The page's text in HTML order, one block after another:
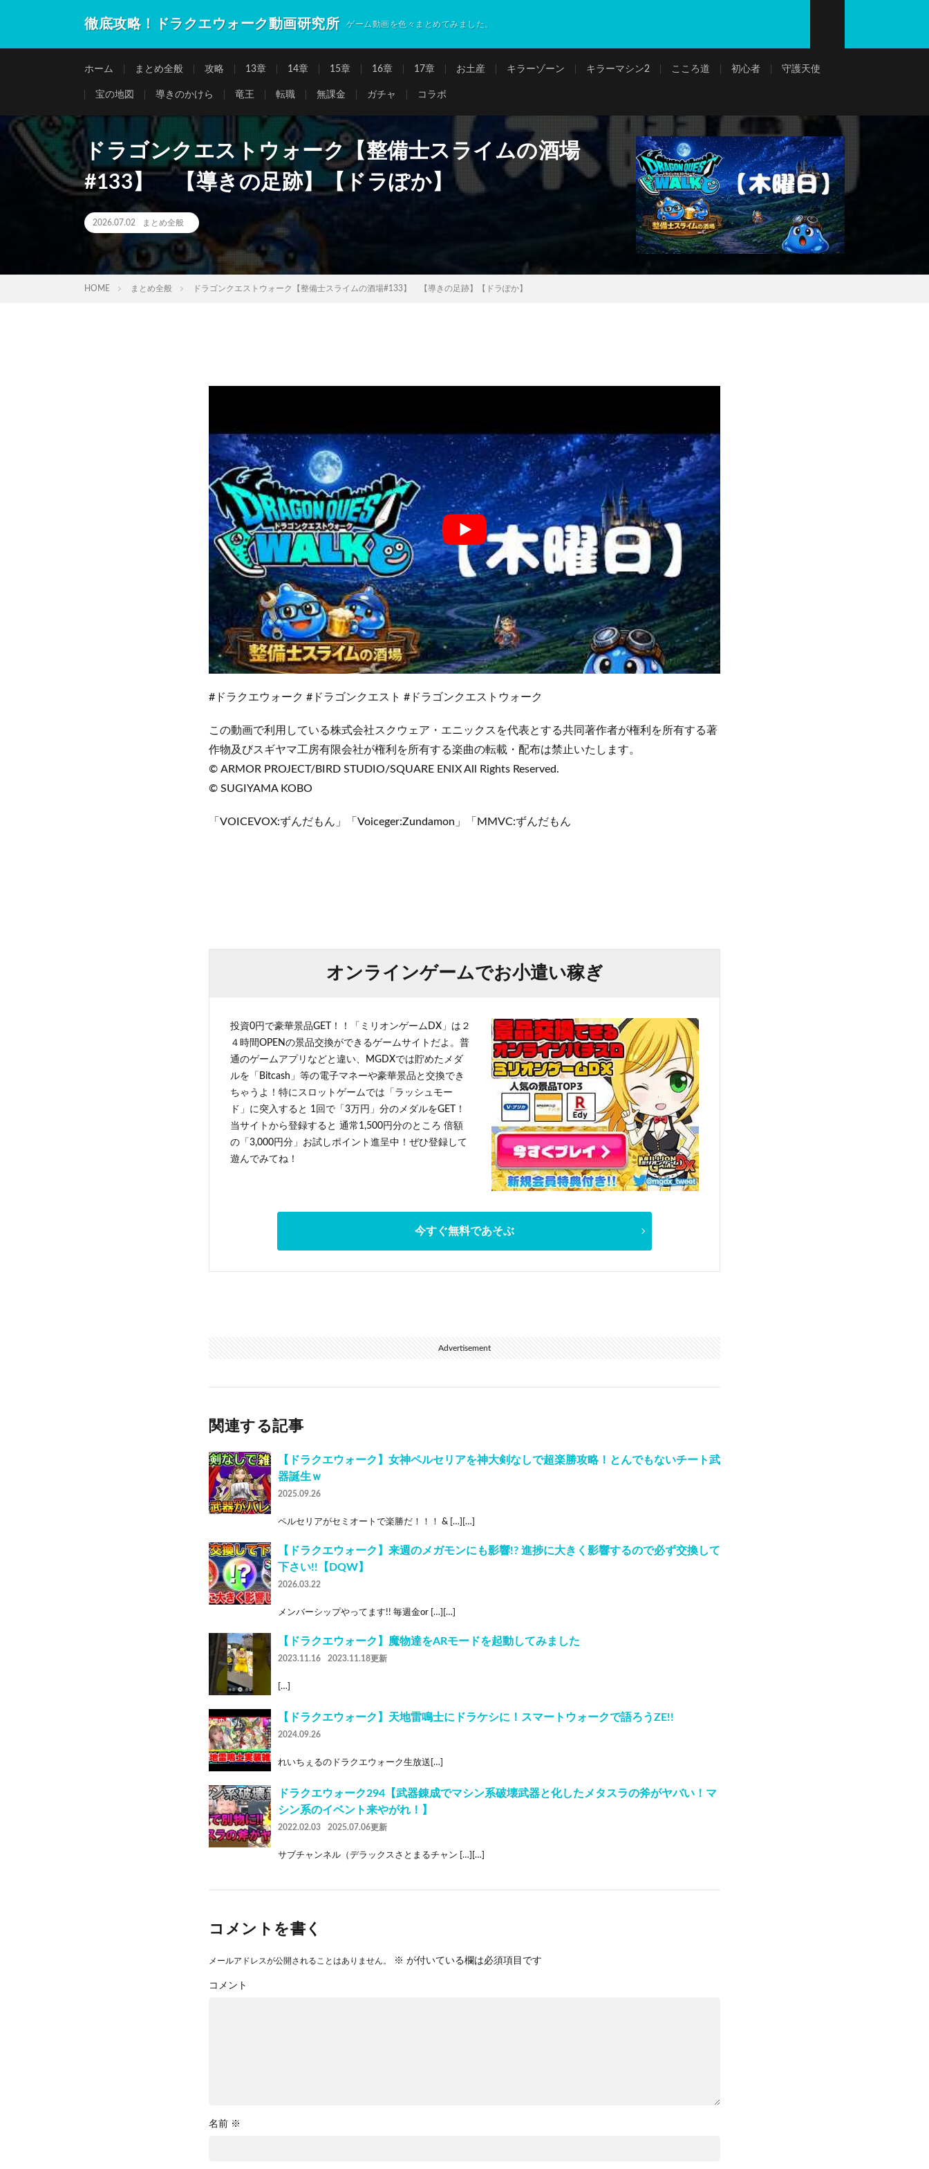
徹底攻略！ドラクエウォーク動画研究所 ゲーム動画を色々まとめてみました。
ホーム まとめ全般 攻略 13章 14章 15章 16章 17章 お土産 キラーゾーン キラーマシン2 こころ道 初心者 守護天使
宝の地図 導きのかけら 竜王 転職 無課金 ガチャ コラボ
ドラゴンクエストウォーク【整備士スライムの酒場
#133】 【導きの足跡】【ドラぽか】
2026.07.02 まとめ全般
HOME まとめ全般 ドラゴンクエストウォーク【整備士スライムの酒場#133】 【導きの足跡】【ドラぽか】
#ドラクエウォーク #ドラゴンクエスト #ドラゴンクエストウォーク
この動画で利用している株式会社スクウェア・エニックスを代表とする共同著作者が権利を所有する著
作物及びスギヤマ工房有限会社が権利を所有する楽曲の転載・配布は禁止いたします。
© ARMOR PROJECT/BIRD STUDIO/SQUARE ENIX All Rights Reserved.
© SUGIYAMA KOBO
「VOICEVOX:ずんだもん」「Voiceger:Zundamon」「MMVC:ずんだもん
オンラインゲームでお小遣い稼ぎ
投資0円で豪華景品GET！！「ミリオンゲームDX」は２
４時間OPENの景品交換ができるゲームサイトだよ。普
通のゲームアプリなどと違い、MGDXでは貯めたメダ
ルを「Bitcash」等の電子マネーや豪華景品と交換でき
ちゃうよ！特にスロットゲームでは「ラッシュモー
ド」に突入すると 1回で「3万円」分のメダルをGET！
当サイトから登録すると 通常1,500円分のところ 倍額
の「3,000円分」お試しポイント進呈中！ぜひ登録して
遊んでみてね！
今すぐ無料であそぶ
Advertisement
関連する記事
【ドラクエウォーク】女神ペルセリアを神大剣なしで超楽勝攻略！とんでもないチート武
器誕生ｗ
2025.09.26
ペルセリアがセミオートで楽勝だ！！！ & […][…]
【ドラクエウォーク】来週のメガモンにも影響!? 進捗に大きく影響するので必ず交換して
下さい!!【DQW】
2026.03.22
メンバーシップやってます!! 毎週金or […][…]
【ドラクエウォーク】魔物達をARモードを起動してみました
2023.11.16 2023.11.18更新
[…]
【ドラクエウォーク】天地雷鳴士にドラケシに！スマートウォークで語ろうZE!!
2024.09.26
れいちぇるのドラクエウォーク生放送[…]
ドラクエウォーク294【武器錬成でマシン系破壊武器と化したメタスラの斧がヤバい！マ
シン系のイベント来やがれ！】
2022.02.03 2025.07.06更新
サブチャンネル（デラックスさとまるチャン […][…]
コメントを書く
メールアドレスが公開されることはありません。 ※ が付いている欄は必須項目です
コメント
名前 ※